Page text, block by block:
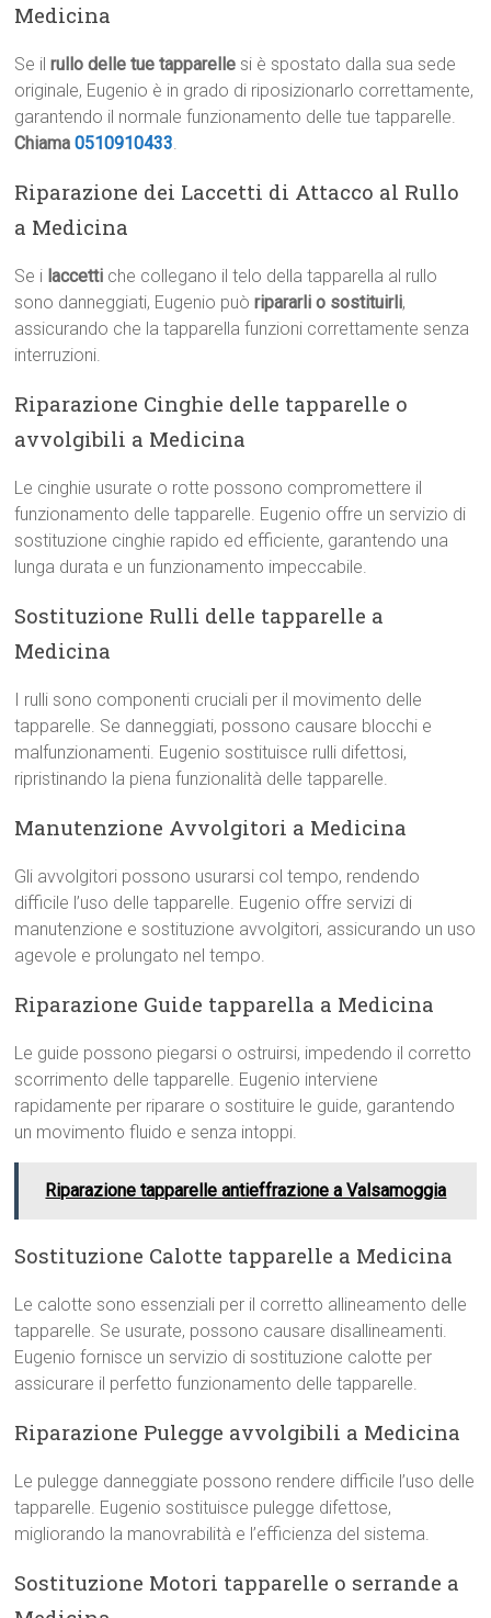
Medicina
Se ilrullo delle tue tapparelle si è spostato dalla sua sede
originale, Eugenio è in grado di riposizionarlo correttamente,
garantendo il normale funzionamento delle tue tapparelle.
Chiama0510910433.
Riparazione dei Laccetti di Attacco al Rullo
a Medicina
Se i laccetti che collegano il telo della tapparella al rullo
sono danneggiati, Eugenio puòripararli o sostituirli,
assicurando che la tapparella funzioni correttamente senza
interruzioni.
Riparazione Cinghie delle tapparelle o
avvolgibili a Medicina
Le cinghie usurate o rotte possono compromettere il
funzionamento delle tapparelle. Eugenio offre un servizio di
sostituzione cinghie rapido ed efficiente, garantendo una
lunga durata e un funzionamento impeccabile.
Sostituzione Rulli delle tapparelle a
Medicina
I rulli sono componenti cruciali per il movimento delle
tapparelle. Se danneggiati, possono causare blocchi e
malfunzionamenti. Eugenio sostituisce rulli difettosi,
ripristinando la piena funzionalità delle tapparelle.
Manutenzione Avvolgitori a Medicina
Gli avvolgitori possono usurarsi col tempo, rendendo
difficile l’uso delle tapparelle. Eugenio offre servizi di
manutenzione e sostituzione avvolgitori, assicurando un uso
agevole e prolungato nel tempo.
Riparazione Guide tapparella a Medicina
Le guide possono piegarsi o ostruirsi, impedendo il corretto
scorrimento delle tapparelle. Eugenio interviene
rapidamente per riparare o sostituire le guide, garantendo
un movimento fluido e senza intoppi.
Riparazione tapparelle antieffrazione a Valsamoggia
Sostituzione Calotte tapparelle a Medicina
Le calotte sono essenziali per il corretto allineamento delle
tapparelle. Se usurate, possono causare disallineamenti.
Eugenio fornisce un servizio di sostituzione calotte per
assicurare il perfetto funzionamento delle tapparelle.
Riparazione Pulegge avvolgibili a Medicina
Le pulegge danneggiate possono rendere difficile l’uso delle
tapparelle. Eugenio sostituisce pulegge difettose,
migliorando la manovrabilità e l’efficienza del sistema.
Sostituzione Motori tapparelle o serrande a